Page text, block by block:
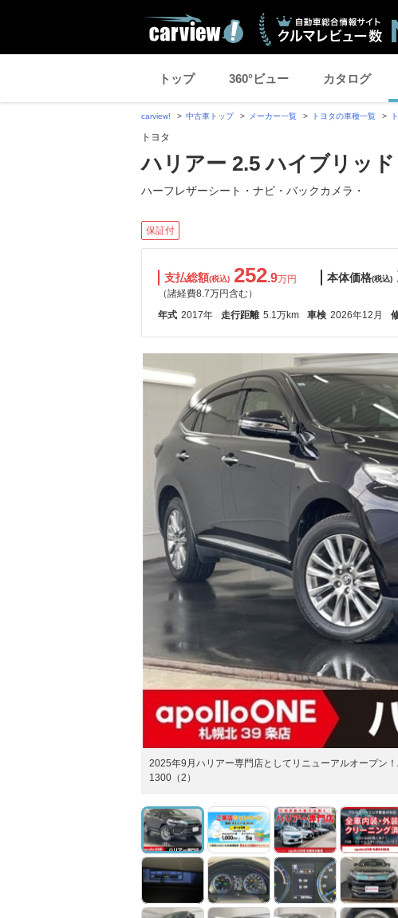
トップ 360°ビュー カタログ
carview! 中古車トップ メーカー一覧 トヨタの車種一覧
トヨタ
ハリアー 2.5 ハイブリッ
ハーフレザーシート・ナビ・バックカメラ・
保証付
支払総額(税込) 252.9万円
（諸経費8.7万円含む）
本体価格(税込)
年式 2017年 走行距離 5.1万km 車検 2026年12月
2025年9月ハリアー専門店としてリニューアルオープ
1300（2）